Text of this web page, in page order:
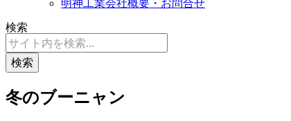
明神工業会社概要・お問合せ
検索
検索
冬のブーニャン